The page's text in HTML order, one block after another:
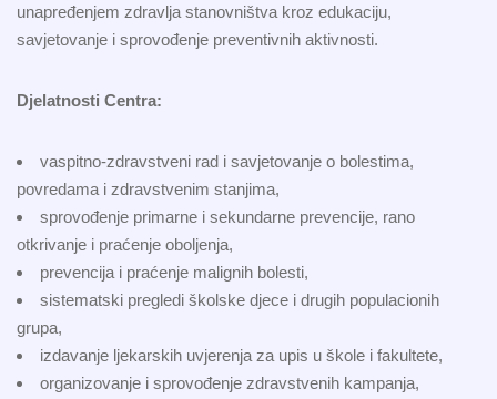
unapređenjem zdravlja stanovništva kroz edukaciju,
savjetovanje i sprovođenje preventivnih aktivnosti.
Djelatnosti Centra:
vaspitno-zdravstveni rad i savjetovanje o bolestima,
povredama i zdravstvenim stanjima,
sprovođenje primarne i sekundarne prevencije, rano
otkrivanje i praćenje oboljenja,
prevencija i praćenje malignih bolesti,
sistematski pregledi školske djece i drugih populacionih
grupa,
izdavanje ljekarskih uvjerenja za upis u škole i fakultete,
organizovanje i sprovođenje zdravstvenih kampanja,